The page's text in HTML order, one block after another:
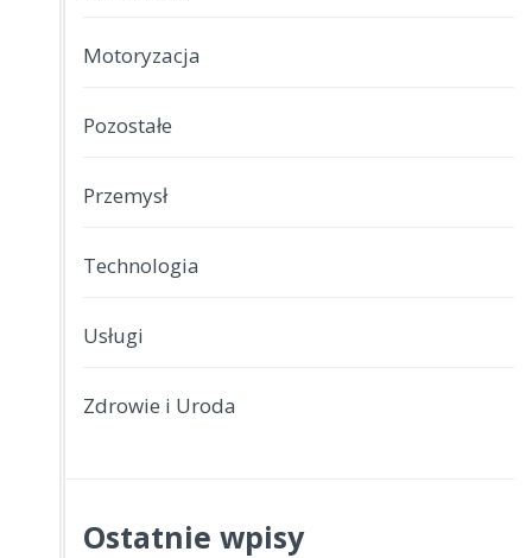
Motoryzacja
Pozostałe
Przemysł
Technologia
Usługi
Zdrowie i Uroda
Ostatnie wpisy